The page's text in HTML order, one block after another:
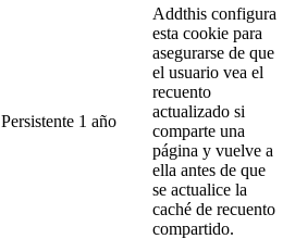
Persistente 1 año
Addthis configura
esta cookie para
asegurarse de que
el usuario vea el
recuento
actualizado si
comparte una
página y vuelve a
ella antes de que
se actualice la
caché de recuento
compartido.